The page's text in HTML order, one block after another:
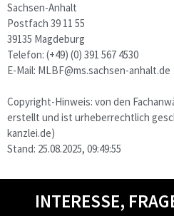
Sachsen-Anhalt
Postfach 39 11 55
39135 Magdeburg
Telefon: (+49) (0) 391 567 4530
E-​Mail: MLBF@ms.sachsen-​anhalt.de
Copyright-Hinweis: von den
erstellt und ist urheberrechtlich
kanzlei.de)
Stand: 25.08.2025, 09:49:55
INTERESSE,